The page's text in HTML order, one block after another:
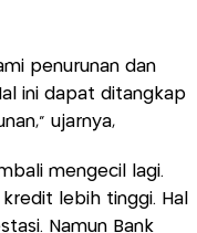
penurunan dan
ini dapat ditangkap
ujarnya,
mengecil lagi.
lebih tinggi. Hal
Namun Bank